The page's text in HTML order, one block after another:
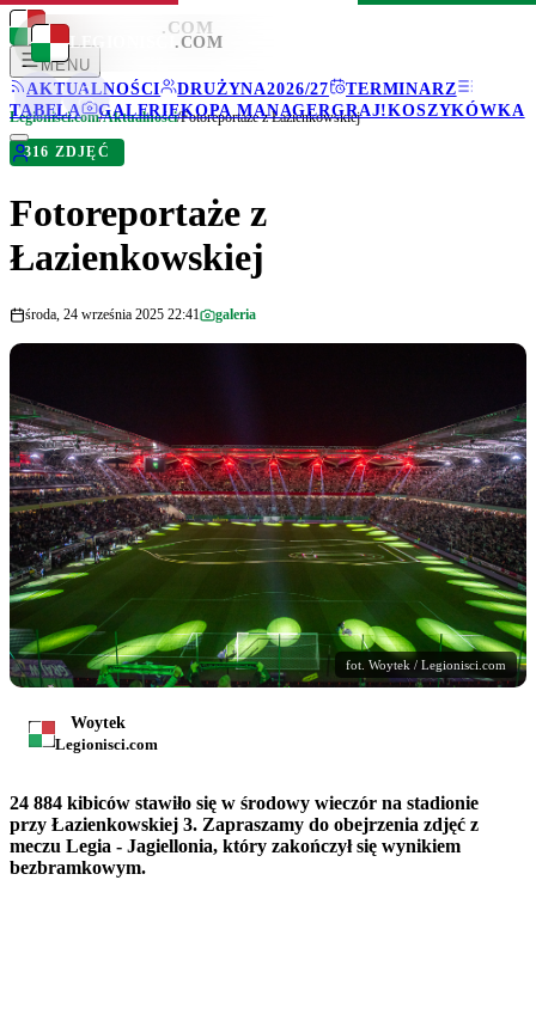
LEGIONISCI .COM
MENU
AKTUALNOŚCI
DRUŻYNA2026/27
TERMINARZ
TABELA
GALERIEKOPA MANAGERGRAJ!KOSZYKÓWKA
LEGIONISCI .COM
Legionisci.com/Aktualności/Fotoreportaże z Łazienkowskiej
316 ZDJĘĆ
Fotoreportaże z
Łazienkowskiej
środa, 24 września 2025 22:41 galeria
fot. Woytek / Legionisci.com
Woytek
Legionisci.com
24 884 kibiców stawiło się w środowy wieczór na stadionie
przy Łazienkowskiej 3. Zapraszamy do obejrzenia zdjęć z
meczu Legia - Jagiellonia, który zakończył się wynikiem
bezbramkowym.